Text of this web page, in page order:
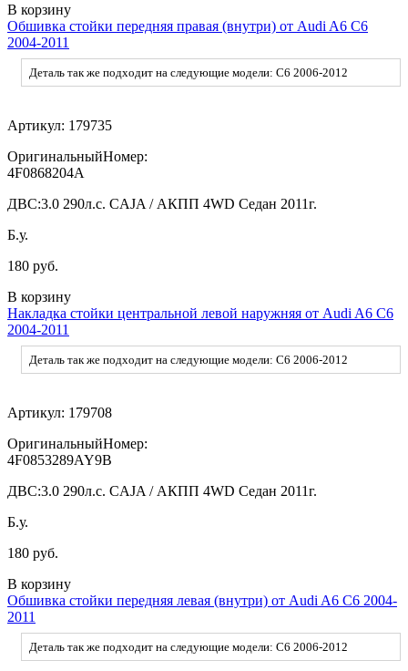
В корзину
Обшивка стойки передняя правая (внутри) от Audi A6 C6
2004-2011
Деталь так же подходит на следующие модели: C6 2006-2012
Артикул: 179735
ОригинальныйНомер:
4F0868204A
ДВС:3.0 290л.с. CAJA / АКПП 4WD Седан 2011г.
Б.у.
180 руб.
В корзину
Накладка стойки центральной левой наружняя от Audi A6 C6
2004-2011
Деталь так же подходит на следующие модели: C6 2006-2012
Артикул: 179708
ОригинальныйНомер:
4F0853289AY9B
ДВС:3.0 290л.с. CAJA / АКПП 4WD Седан 2011г.
Б.у.
180 руб.
В корзину
Обшивка стойки передняя левая (внутри) от Audi A6 C6 2004-
2011
Деталь так же подходит на следующие модели: C6 2006-2012